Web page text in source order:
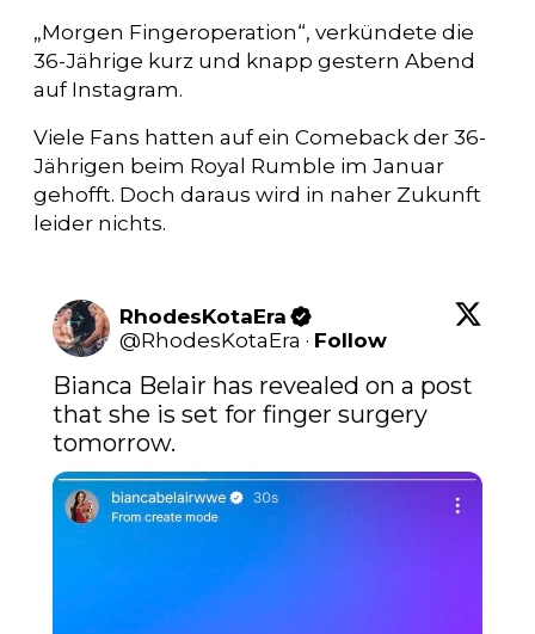
„Morgen Fingeroperation“, verkündete die
36-Jährige kurz und knapp gestern Abend
auf Instagram.
Viele Fans hatten auf ein Comeback der 36-
Jährigen beim Royal Rumble im Januar
gehofft. Doch daraus wird in naher Zukunft
leider nichts.
RhodesKotaEra
@RhodesKotaEra · Follow
Bianca Belair has revealed on a post
that she is set for finger surgery
tomorrow.